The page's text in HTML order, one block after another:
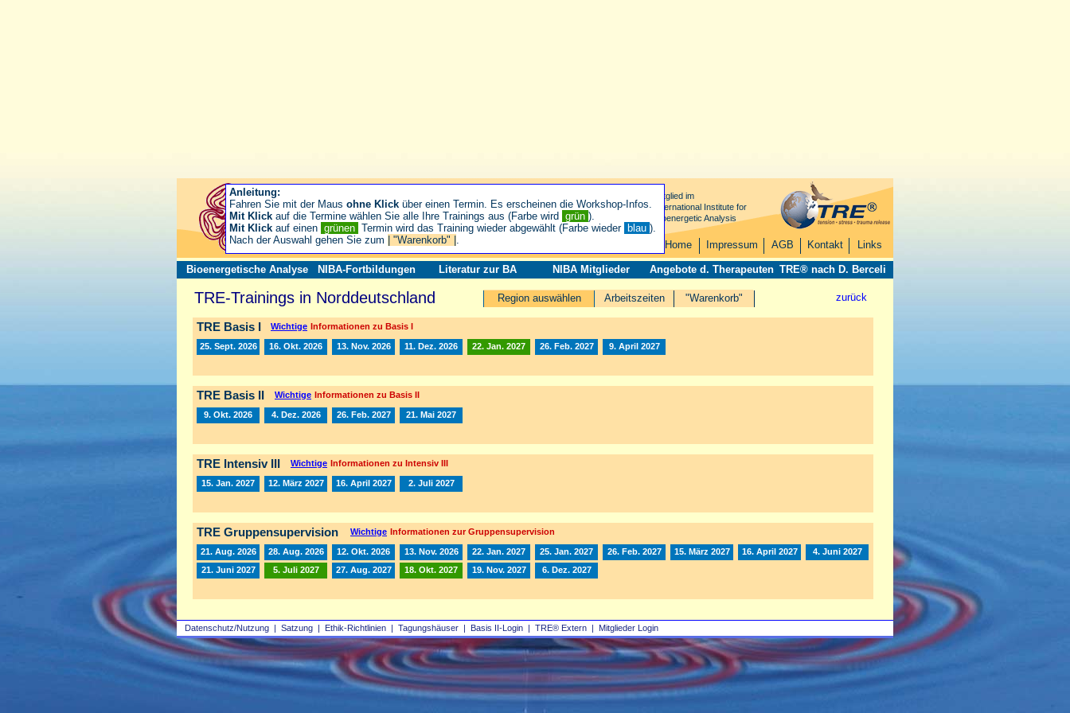
Datenschutz/Nutzung | Satzung | Ethik-Richtlinien | Tagungshäuser | Basis II‑Login | TRE® Extern | Mitglieder Login
Mitglied im
International Institute for
Bioenergetic Analysis
Home Impressum AGB Kontakt Links
Bioenergetische Analyse NIBA-Fortbildungen Literatur zur BA NIBA Mitglieder Angebote d. Therapeuten TRE® nach D. Berceli
zurück
Arbeitszeiten "Warenkorb"
TRE-Trainings in Norddeutschland Region auswählen
TRE Basis I Wichtige Informationen zu Basis I
25. Sept. 2026 16. Okt. 2026 13. Nov. 2026 11. Dez. 2026 22. Jan. 2027 26. Feb. 2027 9. April 2027
TRE Basis II Wichtige Informationen zu Basis II
9. Okt. 2026 4. Dez. 2026 26. Feb. 2027 21. Mai 2027
TRE Intensiv III Wichtige Informationen zu Intensiv III
15. Jan. 2027 12. März 2027 16. April 2027 2. Juli 2027
TRE Gruppensupervision Wichtige Informationen zur Gruppensupervision
21. Aug. 2026 28. Aug. 2026 12. Okt. 2026 13. Nov. 2026 22. Jan. 2027 25. Jan. 2027 26. Feb. 2027 15. März 2027 16. April 2027
4. Juni 2027
21. Juni 2027
5. Juli 2027 27. Aug. 2027 18. Okt. 2027 19. Nov. 2027 6. Dez. 2027
Anleitung:
Fahren Sie mit der Maus ohne Klick über einen Termin. Es erscheinen die Workshop-Infos.
Mit Klick auf die Termine wählen Sie alle Ihre Trainings aus (Farbe wird grün ).
Mit Klick auf einen grünen Termin wird das Training wieder abgewählt (Farbe wieder blau ).
Nach der Auswahl gehen Sie zum
| "Warenkorb" | .